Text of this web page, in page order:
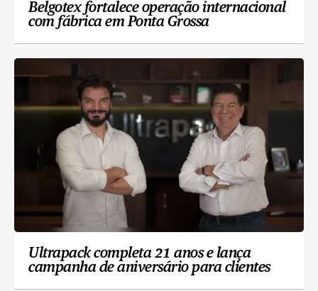
Belgotex fortalece operação internacional
com fábrica em Ponta Grossa
Ultrapack completa 21 anos e lança
campanha de aniversário para clientes